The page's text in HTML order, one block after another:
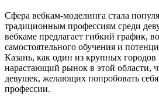
Сфера вебкам-моделинга стала
традиционным профессиям среди
вебкаме предлагает гибкий график,
самостоятельного обучения и
Казань, как один из крупных городов
нарастающий рынок в этой области,
девушек, желающих попробовать
профессии.